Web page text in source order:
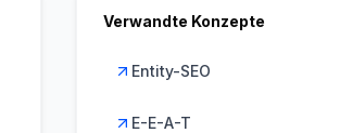
Verwandte Konzepte
Entity-SEO
E-E-A-T